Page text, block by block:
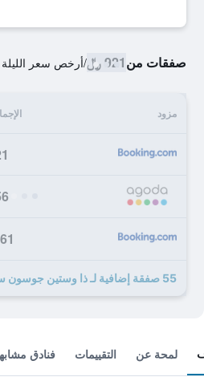
صفقات من921 ﷼ /أرخص سعر الليلة
مزود
55 صفقة إضافية لـ ذا وستين جوسون سول
لمحة عن التقييمات فنادق